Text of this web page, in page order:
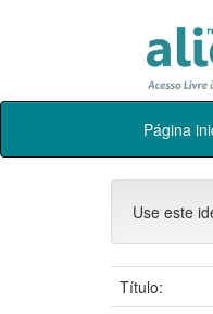
Skip
Página
Use este
Título: